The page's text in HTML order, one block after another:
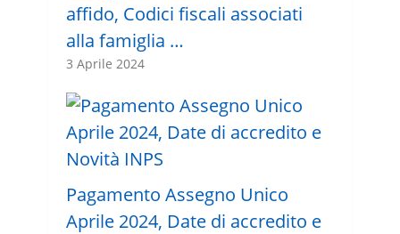
affido, Codici fiscali associati
alla famiglia …
3 Aprile 2024
Pagamento Assegno Unico
Aprile 2024, Date di accredito e